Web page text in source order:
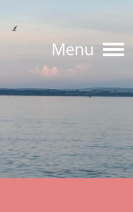
Menu